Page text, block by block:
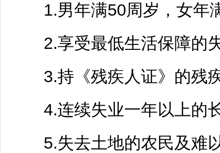
1.男年满50周岁，女年
2.享受最低生活保障的
3.持《残疾人证》的残
4.连续失业一年以上的
5.失去土地的农民及难以